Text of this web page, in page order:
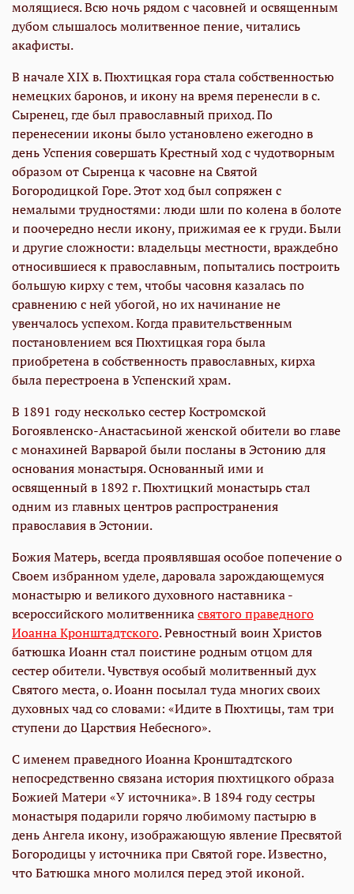
молящиеся. Всю ночь рядом с часовней и освященным
дубом слышалось молитвенное пение, читались
акафисты.
В начале XIX в. Пюхтицкая гора стала собственностью
немецких баронов, и икону на время перенесли в с.
Сыренец, где был православный приход. По
перенесении иконы было установлено ежегодно в
день Успения совершать Крестный ход с чудотворным
образом от Сыренца к часовне на Святой
Богородицкой Горе. Этот ход был сопряжен с
немалыми трудностями: люди шли по колена в болоте
и поочередно несли икону, прижимая ее к груди. Были
и другие сложности: владельцы местности, враждебно
относившиеся к православным, попытались построить
большую кирху с тем, чтобы часовня казалась по
сравнению с ней убогой, но их начинание не
увенчалось успехом. Когда правительственным
постановлением вся Пюхтицкая гора была
приобретена в собственность православных, кирха
была перестроена в Успенский храм.
В 1891 году несколько сестер Костромской
Богоявленско-Анастасьиной женской обители во главе
с монахиней Варварой были посланы в Эстонию для
основания монастыря. Основанный ими и
освященный в 1892 г. Пюхтицкий монастырь стал
одним из главных центров распространения
православия в Эстонии.
Божия Матерь, всегда проявлявшая особое попечение о
Своем избранном уделе, даровала зарождающемуся
монастырю и великого духовного наставника -
всероссийского молитвенникасвятого праведного
Иоанна Кронштадтского. Ревностный воин Христов
батюшка Иоанн стал поистине родным отцом для
сестер обители. Чувствуя особый молитвенный дух
Святого места, о. Иоанн посылал туда многих своих
духовных чад со словами: «Идите в Пюхтицы, там три
ступени до Царствия Небесного».
С именем праведного Иоанна Кронштадтского
непосредственно связана история пюхтицкого образа
Божией Матери «У источника». В 1894 году сестры
монастыря подарили горячо любимому пастырю в
день Ангела икону, изображающую явление Пресвятой
Богородицы у источника при Святой горе. Известно,
что Батюшка много молился перед этой иконой.